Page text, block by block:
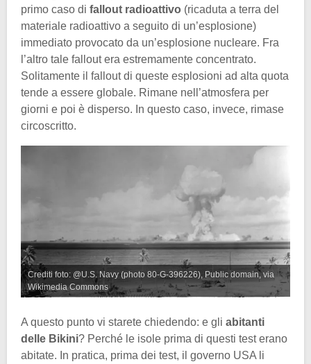
primo caso di fallout radioattivo (ricaduta a terra del
materiale radioattivo a seguito di un’esplosione)
immediato provocato da un’esplosione nucleare. Fra
l’altro tale fallout era estremamente concentrato.
Solitamente il fallout di queste esplosioni ad alta quota
tende a essere globale. Rimane nell’atmosfera per
giorni e poi è disperso. In questo caso, invece, rimase
circoscritto.
Crediti foto: @U.S. Navy (photo 80-G-396226), Public domain, via
Wikimedia Commons
A questo punto vi starete chiedendo: e gli abitanti
delle Bikini? Perché le isole prima di questi test erano
abitate. In pratica, prima dei test, il governo USA li